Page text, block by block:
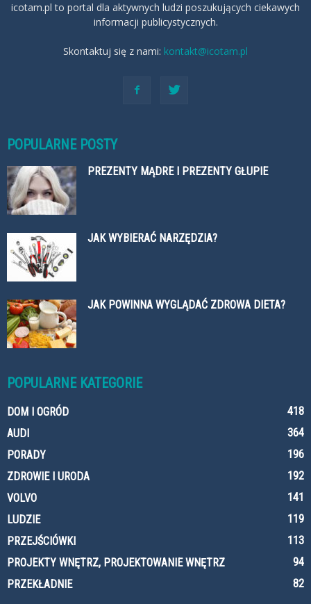
icotam.pl to portal dla aktywnych ludzi poszukujących ciekawych
informacji publicystycznych.
Skontaktuj się z nami: kontakt@icotam.pl
POPULARNE POSTY
PREZENTY MĄDRE I PREZENTY GŁUPIE
JAK WYBIERAĆ NARZĘDZIA?
JAK POWINNA WYGLĄDAĆ ZDROWA DIETA?
POPULARNE KATEGORIE
DOM I OGRÓD
418
AUDI
364
PORADY
196
ZDROWIE I URODA
192
VOLVO
141
LUDZIE
119
PRZEJŚCIÓWKI
113
PROJEKTY WNĘTRZ, PROJEKTOWANIE WNĘTRZ
94
PRZEKŁADNIE
82